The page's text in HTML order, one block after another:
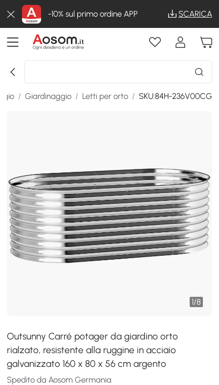
-10% sul primo ordine APP SCARICA
/ Giardinaggio / Letti per orto / SKU:84H-236V00CG
1/8
Outsunny Carré potager da giardino orto
rialzato, resistente alla ruggine in acciaio
galvanizzato 160 x 80 x 56 cm argento
Spedito da Aosom Germania